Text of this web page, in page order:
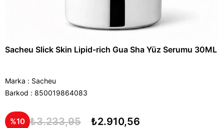
Sacheu Slick Skin Lipid-rich Gua Sha Yüz Serumu 30ML
Marka : Sacheu
Barkod : 850019864083
10 ₺3.233,95 ₺2.910,56